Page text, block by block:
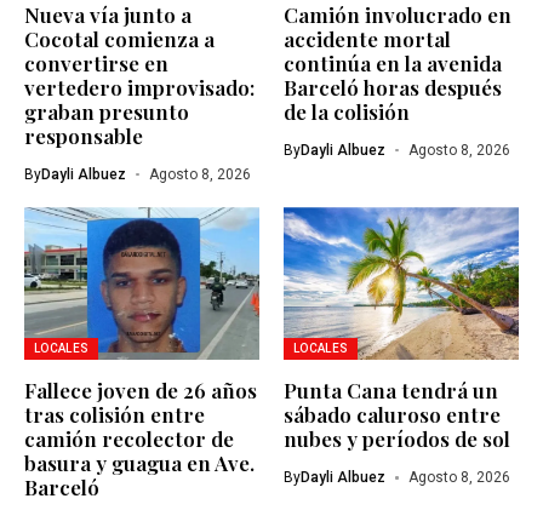
Nueva vía junto a
Cocotal comienza a
convertirse en
vertedero improvisado:
graban presunto
responsable
ByDayli Albuez Agosto 8, 2026
Camión involucrado en
accidente mortal
continúa en la avenida
Barceló horas después
de la colisión
ByDayli Albuez Agosto 8, 2026
LOCALES
Fallece joven de 26 años
tras colisión entre
camión recolector de
basura y guagua en Ave.
Barceló
LOCALES
Punta Cana tendrá un
sábado caluroso entre
nubes y períodos de sol
ByDayli Albuez Agosto 8, 2026